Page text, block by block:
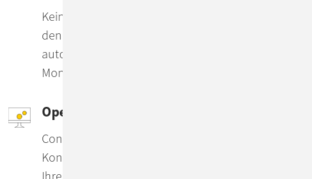
Keine Gaps zwischen Dev & Ops: SRE betrachtet
den IT-Betrieb als Software-Aufgabe. Durch
automatisierte Workflows, Metriken & visualisiertes
Monitoring machen wir Apps noch verlässlicher.
Open Source Monitoring
ConSol unterstützt Sie ganzheitlich: Von der
Konzeption und Implementierung bis zum Betrieb